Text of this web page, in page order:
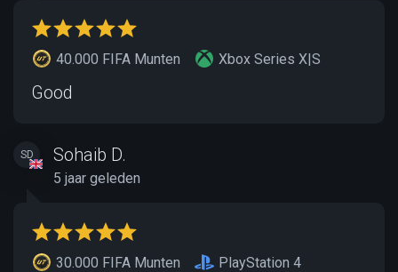
40.000 FIFA Munten Xbox Series X|S
Good
SD Sohaib D.
5 jaar geleden
30.000 FIFA Munten
PlayStation 4